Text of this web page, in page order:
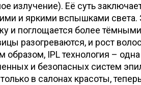
излучение). Её суть
и яркими вспышками света.
и поглощается более тёмными
разогреваются, и рост волос
образом, IPL технология – одна
и безопасных систем
в салонах красоты,